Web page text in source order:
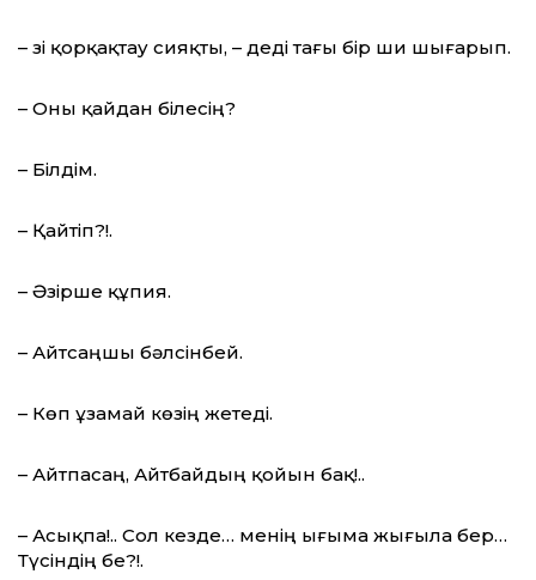
– Өзі қорқақтау сияқты, – деді тағы бір ши шығарып.
– Оны қайдан білесің?
– Білдім.
– Қайтіп?!.
– Әзірше құпия.
– Айтсаңшы бәлсінбей.
– Көп ұзамай көзің жетеді.
– Айтпасаң, Айтбайдың қойын бақ!..
– Асықпа!.. Сол кезде… менің ығыма жығыла бер…
Түсіндің бе?!.